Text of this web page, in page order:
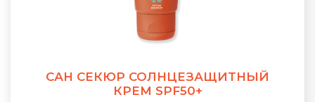
САН СЕКЮР СОЛНЦЕЗАЩИТНЫЙ
КРЕМ SPF50+